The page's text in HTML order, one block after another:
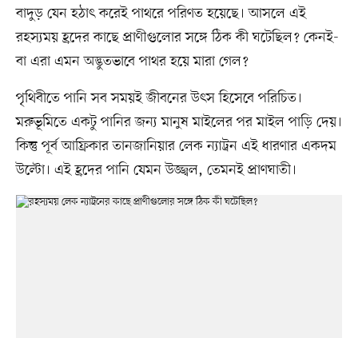
বাদুড় যেন হঠাৎ করেই পাথরে পরিণত হয়েছে। আসলে এই
রহস্যময় হ্রদের কাছে প্রাণীগুলোর সঙ্গে ঠিক কী ঘটেছিল? কেনই-
বা এরা এমন অদ্ভুতভাবে পাথর হয়ে মারা গেল?
পৃথিবীতে পানি সব সময়ই জীবনের উৎস হিসেবে পরিচিত।
মরুভূমিতে একটু পানির জন্য মানুষ মাইলের পর মাইল পাড়ি দেয়।
কিন্তু পূর্ব আফ্রিকার তানজানিয়ার লেক ন্যাট্রন এই ধারণার একদম
উল্টো। এই হ্রদের পানি যেমন উজ্জ্বল, তেমনই প্রাণঘাতী।